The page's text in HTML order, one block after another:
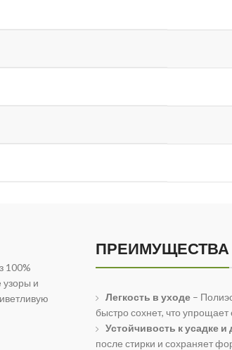
100%
узоры и
ПРЕИМУЩЕСТВА
Легкость в уходе –
быстро сохнет, что упрощает
Устойчивость к усадке
после стирки и сохраняет